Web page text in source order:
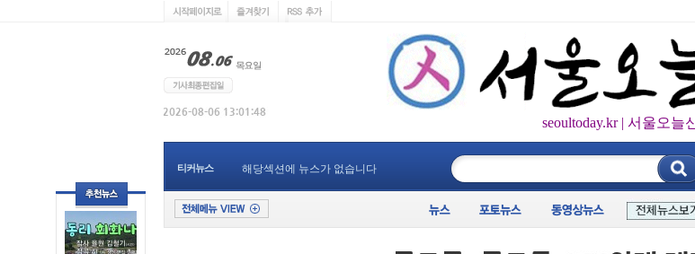
seoultoday.kr | 서울오늘
티커뉴스 해당섹션에 뉴스가 없습니다